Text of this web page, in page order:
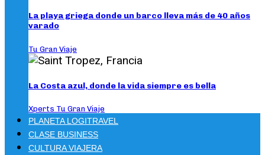
La playa griega donde un barco lleva más de 40 años
varado
Tu Gran Viaje
La Costa azul, donde la vida siempre es bella
Xperts Tu Gran Viaje
PLANETA LOGITRAVEL
CLASE BUSINESS
CULTURA VIAJERA